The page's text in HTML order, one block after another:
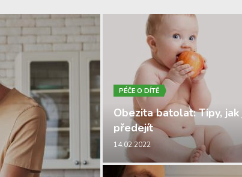
PÉČE O DÍTĚ
Obezita batolat: Tipy, jak
předejít
14.02.2022